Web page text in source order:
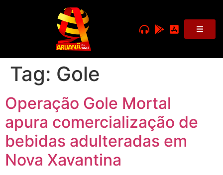
Tag: Gole
Operação Gole Mortal
apura comercialização de
bebidas adulteradas em
Nova Xavantina